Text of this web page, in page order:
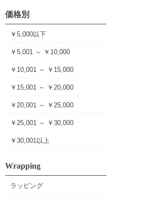
価格別
￥5,000以下
￥5,001 ～ ￥10,000
￥10,001 ～ ￥15,000
￥15,001 ～ ￥20,000
￥20,001 ～ ￥25,000
￥25,001 ～ ￥30,000
￥30,001以上
Wrapping
ラッピング